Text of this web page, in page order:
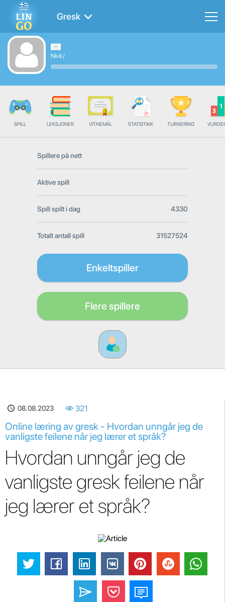
Gresk
Nivå/
SPILL LEKSJONER VITNEMÅL STATISTIKK TURNERING
Spillere på nett
Aktive spill
Spill spilt i dag 4330
Totalt antall spill 31527524
Enkeltspiller
Flere spillere
08.08.2023 321
Online læring av gresk - Hvordan unngår jeg de
vanligste feilene når jeg lærer et språk?
Hvordan unngår jeg de
vanligste gresk feilene når
jeg lærer et språk?